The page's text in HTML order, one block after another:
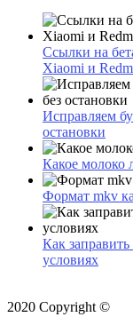
Ссылки на
Xiaomi и
Исправляем
остановки
Какое молоко
Формат mkv
Как
условиях
2020 Copyright ©